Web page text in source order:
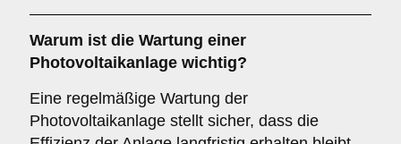
Warum ist die Wartung einer
Photovoltaikanlage wichtig?
Eine regelmäßige Wartung der
Photovoltaikanlage stellt sicher, dass die